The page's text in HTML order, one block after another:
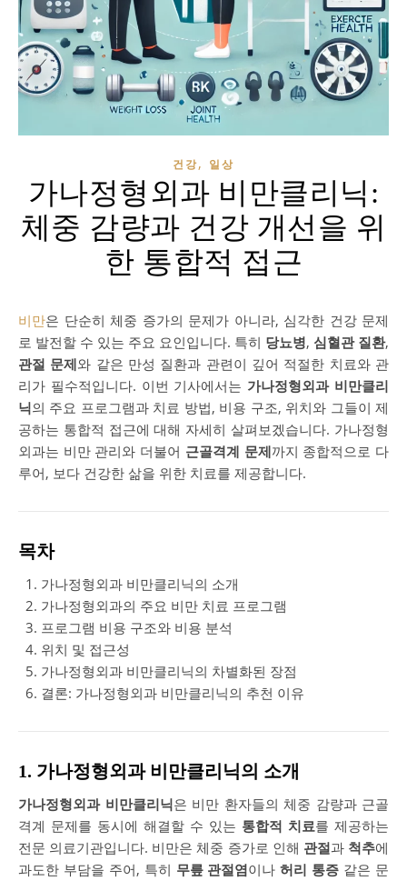
건강, 일상
가나정형외과 비만클리닉:
체중 감량과 건강 개선을 위
한 통합적 접근
비만은 단순히 체중 증가의 문제가 아니라, 심각한 건강 문제
로 발전할 수 있는 주요 요인입니다. 특히 당뇨병, 심혈관 질환,
관절 문제와 같은 만성 질환과 관련이 깊어 적절한 치료와 관
리가 필수적입니다. 이번 기사에서는 가나정형외과 비만클리
닉의 주요 프로그램과 치료 방법, 비용 구조, 위치와 그들이 제
공하는 통합적 접근에 대해 자세히 살펴보겠습니다. 가나정형
외과는 비만 관리와 더불어 근골격계 문제까지 종합적으로 다
루어, 보다 건강한 삶을 위한 치료를 제공합니다.
목차
가나정형외과 비만클리닉의 소개
가나정형외과의 주요 비만 치료 프로그램
프로그램 비용 구조와 비용 분석
위치 및 접근성
가나정형외과 비만클리닉의 차별화된 장점
결론: 가나정형외과 비만클리닉의 추천 이유
1. 가나정형외과 비만클리닉의 소개
가나정형외과 비만클리닉은 비만 환자들의 체중 감량과 근골
격계 문제를 동시에 해결할 수 있는 통합적 치료를 제공하는
전문 의료기관입니다. 비만은 체중 증가로 인해 관절과 척추에
과도한 부담을 주어, 특히 무릎 관절염이나허리 통증 같은 문